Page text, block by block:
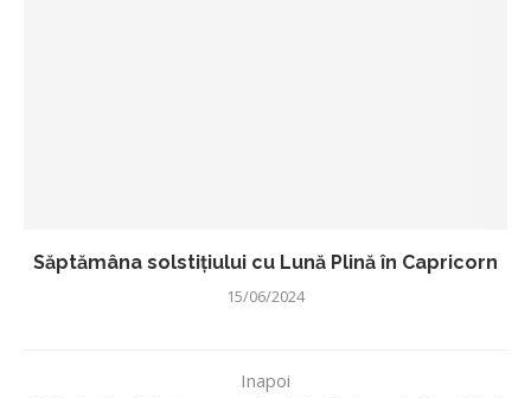
Săptămâna solstițiului cu Lună Plină în Capricorn
15/06/2024
Inapoi